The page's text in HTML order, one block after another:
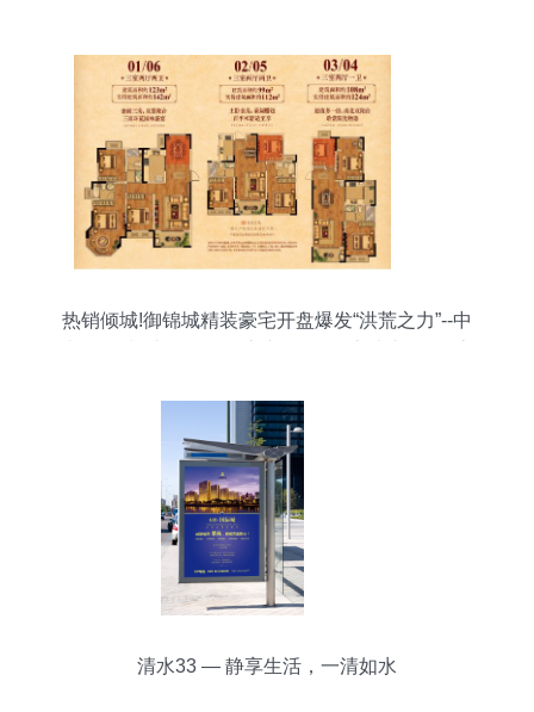
热销倾城!御锦城精装豪宅开盘爆发“洪荒之力”--中
江房地产信息|镇江房地产门户网站|房地产|房产|买
房|租房|镇江|fdc.my0511.com
清水33 — 静享生活，一清如水